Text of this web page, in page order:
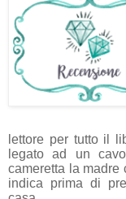
lettore per tutto il
legato ad un
cameretta la madre
indica prima di